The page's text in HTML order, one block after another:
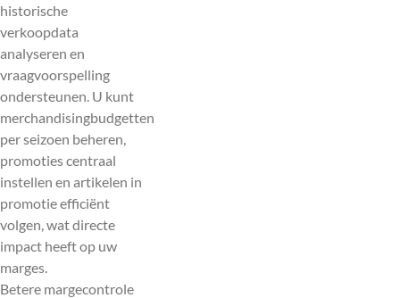
historische
verkoopdata
analyseren en
vraagvoorspelling
ondersteunen. U kunt
merchandisingbudgetten
per seizoen beheren,
promoties centraal
instellen en artikelen in
promotie efficiënt
volgen, wat directe
impact heeft op uw
marges.
Betere margecontrole